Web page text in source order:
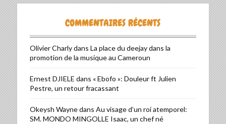
COMMENTAIRES RÉCENTS
Olivier Charlydans La place du deejay dans la
promotion de la musique au Cameroun
Ernest DJIELE dans « Ebofo »: Douleur ft Julien
Pestre, un retour fracassant
Okeysh Waynedans Au visage d’un roi atemporel:
SM. MONDO MINGOLLE Isaac, un chef né